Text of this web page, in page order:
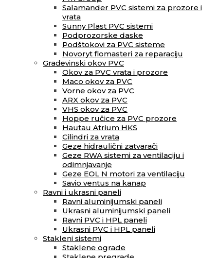
Salamander PVC sistemi za prozore i
vrata
Sunny Plast PVC sistemi
Podprozorske daske
Podštokovi za PVC sisteme
Novoryt flomasteri za reparaciju
Građevinski okov PVC
Okov za PVC vrata i prozore
Maco okov za PVC
Vorne okov za PVC
ARX okov za PVC
VHS okov za PVC
Hoppe ručice za PVC prozore
Hautau Atrium HKS
Cilindri za vrata
Geze hidraulični zatvarači
Geze RWA sistemi za ventilaciju i
odimnjavanje
Geze EOL N motori za ventilaciju
Savio ventus na kanap
Ravni i ukrasni paneli
Ravni aluminijumski paneli
Ukrasni aluminijumski paneli
Ravni PVC i HPL paneli
Ukrasni PVC i HPL paneli
Stakleni sistemi
Staklene ograde